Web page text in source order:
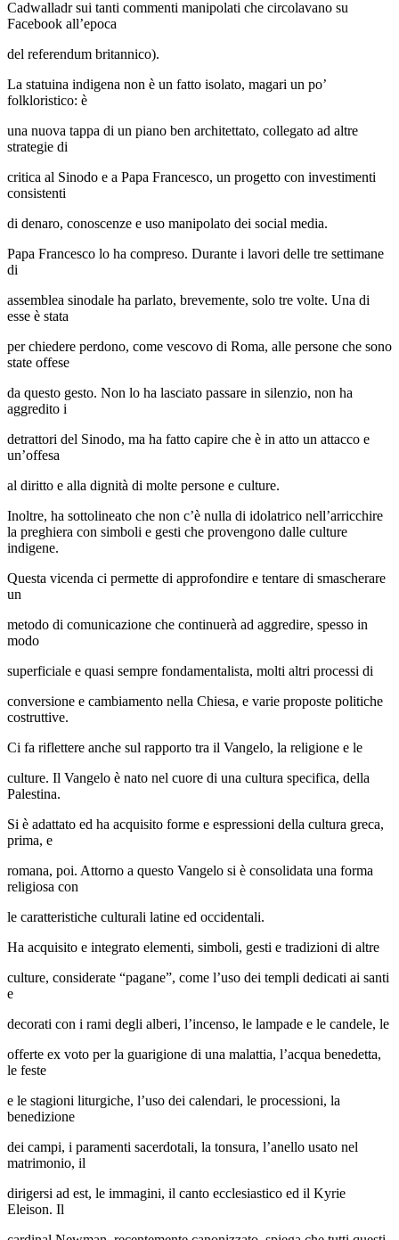
Cadwalladr sui tanti commenti manipolati che circolavano su
Facebook all’epoca
del referendum britannico).
La statuina indigena non è un fatto isolato, magari un po’
folkloristico: è
una nuova tappa di un piano ben architettato, collegato ad altre
strategie di
critica al Sinodo e a Papa Francesco, un progetto con investimenti
consistenti
di denaro, conoscenze e uso manipolato dei social media.
Papa Francesco lo ha compreso. Durante i lavori delle tre settimane
di
assemblea sinodale ha parlato, brevemente, solo tre volte. Una di
esse è stata
per chiedere perdono, come vescovo di Roma, alle persone che sono
state offese
da questo gesto. Non lo ha lasciato passare in silenzio, non ha
aggredito i
detrattori del Sinodo, ma ha fatto capire che è in atto un attacco e
un’offesa
al diritto e alla dignità di molte persone e culture.
Inoltre, ha sottolineato che non c’è nulla di idolatrico nell’arricchire
la preghiera con simboli e gesti che provengono dalle culture
indigene.
Questa vicenda ci permette di approfondire e tentare di smascherare
un
metodo di comunicazione che continuerà ad aggredire, spesso in
modo
superficiale e quasi sempre fondamentalista, molti altri processi di
conversione e cambiamento nella Chiesa, e varie proposte politiche
costruttive.
Ci fa riflettere anche sul rapporto tra il Vangelo, la religione e le
culture. Il Vangelo è nato nel cuore di una cultura specifica, della
Palestina.
Si è adattato ed ha acquisito forme e espressioni della cultura greca,
prima, e
romana, poi. Attorno a questo Vangelo si è consolidata una forma
religiosa con
le caratteristiche culturali latine ed occidentali.
Ha acquisito e integrato elementi, simboli, gesti e tradizioni di altre
culture, considerate “pagane”, come l’uso dei templi dedicati ai santi
e
decorati con i rami degli alberi, l’incenso, le lampade e le candele, le
offerte ex voto per la guarigione di una malattia, l’acqua benedetta,
le feste
e le stagioni liturgiche, l’uso dei calendari, le processioni, la
benedizione
dei campi, i paramenti sacerdotali, la tonsura, l’anello usato nel
matrimonio, il
dirigersi ad est, le immagini, il canto ecclesiastico ed il Kyrie
Eleison. Il